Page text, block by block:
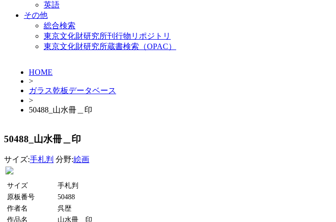
英語
その他
総合検索
東京文化財研究所刊行物リポジトリ
東京文化財研究所蔵書検索（OPAC）
HOME
>
ガラス乾板データベース
>
50488_山水冊＿印
50488_山水冊＿印
サイズ:手札判 分野:絵画
サイズ
手札判
原板番号
50488
作者名
呉歴
作品名
山水冊＿印